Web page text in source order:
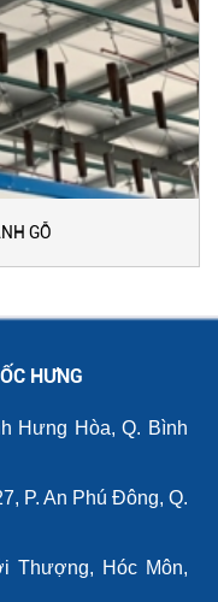
GỖ
HƯNG
Hưng Hòa, Q. Bình
P. An Phú Đông, Q.
Thượng, Hóc Môn,